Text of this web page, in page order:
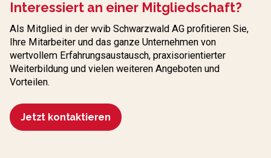
Interessiert an einer Mitgliedschaft?
Als Mitglied in der wvib Schwarzwald AG profitieren Sie,
Ihre Mitarbeiter und das ganze Unternehmen von
wertvollem Erfahrungs­austausch, praxisorientierter
Weiterbildung und vielen weiteren Angeboten und
Vorteilen.
Jetzt kontaktieren